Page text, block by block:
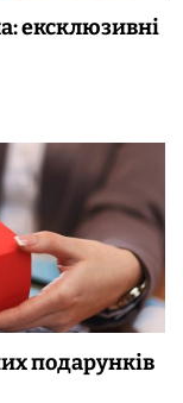
ексклюзивні
подарунків